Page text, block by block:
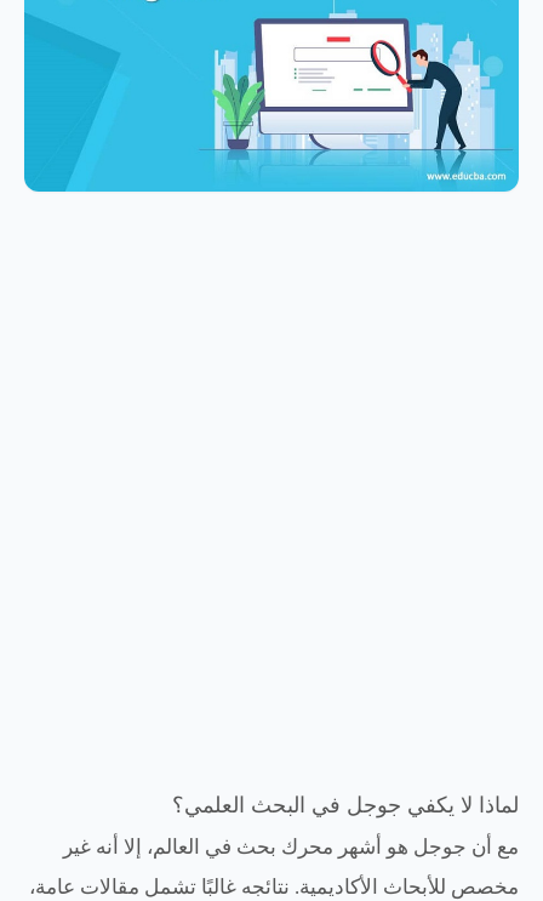
لماذا لا يكفي جوجل في البحث العلمي؟
مع أن جوجل هو أشهر محرك بحث في العالم، إلا أنه غير
مخصص للأبحاث الأكاديمية. نتائجه غالبًا تشمل مقالات عامة،